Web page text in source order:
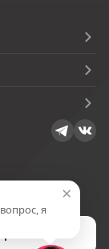
×
я